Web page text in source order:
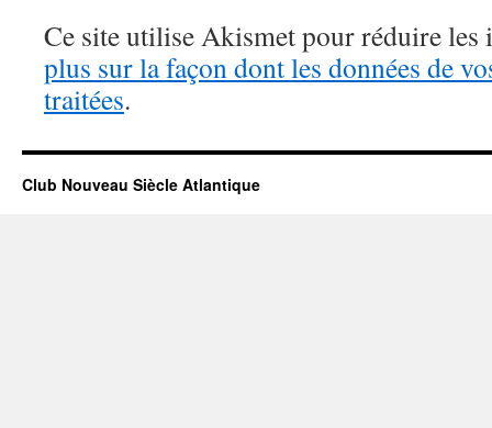
Ce site utilise Akismet pour réduire les
plus sur la façon dont les données de
traitées.
Club Nouveau Siècle Atlantique